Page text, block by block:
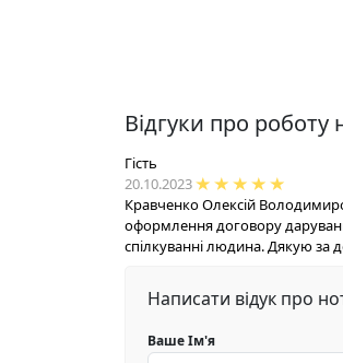
Відгуки про
Гість
20.10.2023
Кравченко Олексій
оформлення договору
спілкуванні людина. Дякую за
Написати відук про
Ваше Ім'я